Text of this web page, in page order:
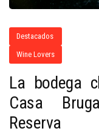
Destacados
Wine Lovers
La bodega
Casa
Reserva